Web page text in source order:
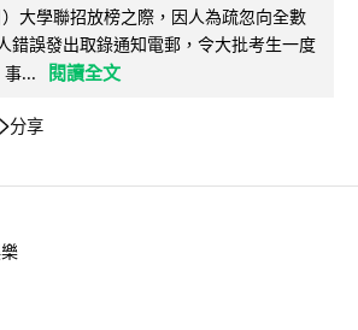
大學聯招放榜之際，因人為疏忽向全數
錯誤發出取錄通知電郵，令大批考生一度
...
閱讀全文
分享